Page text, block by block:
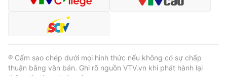
VTV Money
VTV Sức khoẻ Bất động sản
® Cấm sao chép dưới mọi hình thức nếu không có sự chấp
thuận bằng văn bản. Ghi rõ nguồn VTV.vn khi phát hành lại